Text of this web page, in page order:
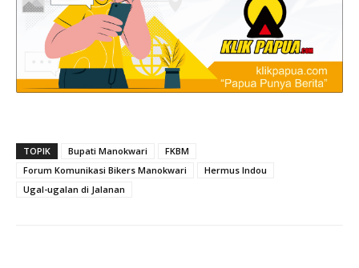
TOPIK Bupati Manokwari
FKBM
Forum Komunikasi Bikers Manokwari
Hermus Indou
Ugal-ugalan di Jalanan